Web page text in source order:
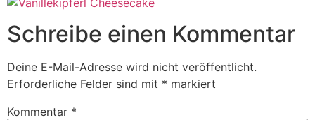
Schreibe einen Kommentar
Deine E-Mail-Adresse wird nicht veröffentlicht.
Erforderliche Felder sind mit * markiert
Kommentar *